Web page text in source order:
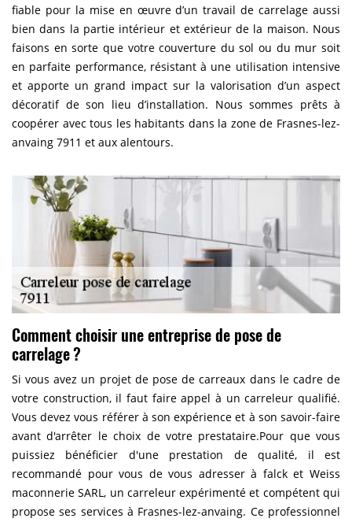
fiable pour la mise en œuvre d’un travail de carrelage aussi
bien dans la partie intérieur et extérieur de la maison. Nous
faisons en sorte que votre couverture du sol ou du mur soit
en parfaite performance, résistant à une utilisation intensive
et apporte un grand impact sur la valorisation d’un aspect
décoratif de son lieu d’installation. Nous sommes prêts à
coopérer avec tous les habitants dans la zone de Frasnes-lez-
anvaing 7911 et aux alentours.
Comment choisir une entreprise de pose de
carrelage ?
Si vous avez un projet de pose de carreaux dans le cadre de
votre construction, il faut faire appel à un carreleur qualifié.
Vous devez vous référer à son expérience et à son savoir-faire
avant d'arrêter le choix de votre prestataire.Pour que vous
puissiez bénéficier d'une prestation de qualité, il est
recommandé pour vous de vous adresser à falck et Weiss
maconnerie SARL, un carreleur expérimenté et compétent qui
propose ses services à Frasnes-lez-anvaing. Ce professionnel